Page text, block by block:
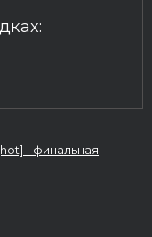
- финальная